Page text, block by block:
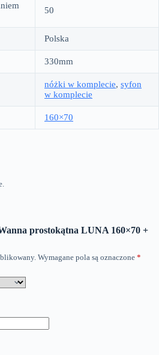
50
Polska
330mm
nóżki w komplecie, syfon
w komplecie
160×70
prostokątna LUNA 160×70 +
Wymagane pola są oznaczone *